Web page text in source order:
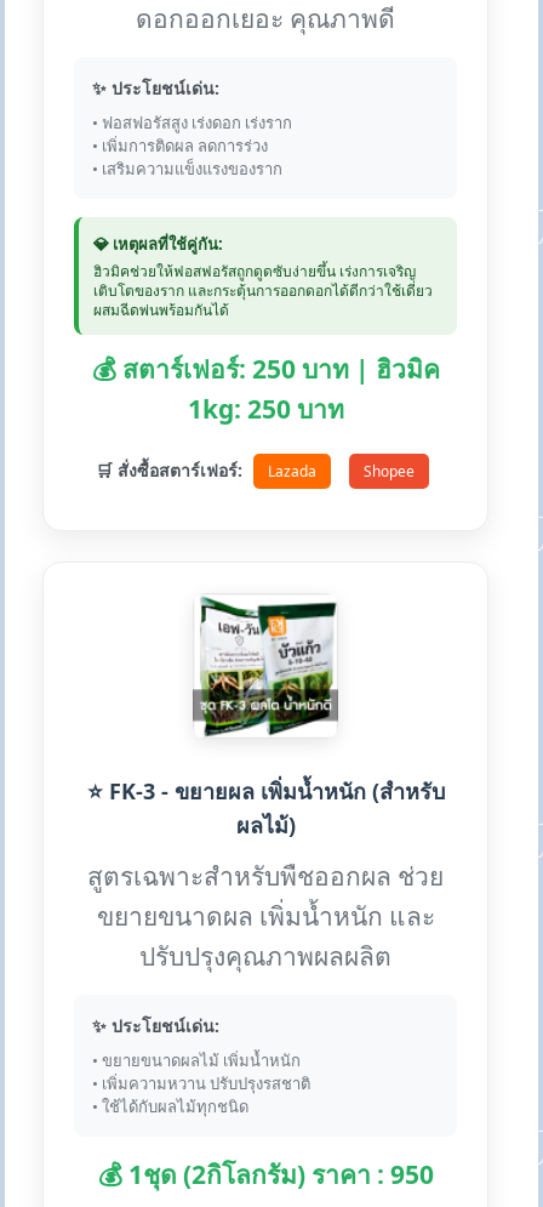
ดอกออกเยอะ คุณภาพดี
✨ ประโยชน์เด่น:
• ฟอสฟอรัสสูง เร่งดอก เร่งราก
• เพิ่มการติดผล ลดการร่วง
• เสริมความแข็งแรงของราก
💎 เหตุผลที่ใช้คู่กัน:
ฮิวมิคช่วยให้ฟอสฟอรัสถูกดูดซับง่ายขึ้น เร่งการเจริญ
เติบโตของราก และกระตุ้นการออกดอกได้ดีกว่าใช้เดี่ยว
ผสมฉีดพ่นพร้อมกันได้
💰 สตาร์เฟอร์: 250 บาท | ฮิวมิค
1kg: 250 บาท
🛒 สั่งซื้อสตาร์เฟอร์: Lazada Shopee
⭐ FK-3 - ขยายผล เพิ่มน้ำหนัก (สำหรับ
ผลไม้)
สูตรเฉพาะสำหรับพืชออกผล ช่วย
ขยายขนาดผล เพิ่มน้ำหนัก และ
ปรับปรุงคุณภาพผลผลิต
✨ ประโยชน์เด่น:
• ขยายขนาดผลไม้ เพิ่มน้ำหนัก
• เพิ่มความหวาน ปรับปรุงรสชาติ
• ใช้ได้กับผลไม้ทุกชนิด
💰 1ชุด (2กิโลกรัม) ราคา : 950